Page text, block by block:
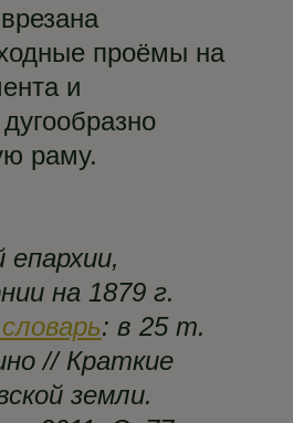
проёмы на
и
раму.
на 1879 г.
: в 25 т.
// Краткие
земли.